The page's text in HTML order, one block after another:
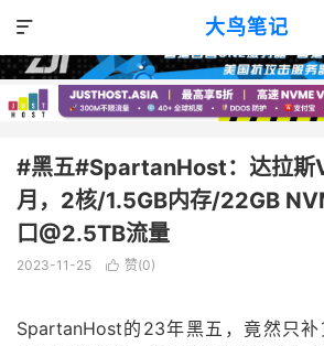
大鸟笔记

优惠消息
#黑五#SpartanHost：达拉斯
月，2核/1.5GB内存/22GB
口@2.5TB流量
2023-11-25  赞(0)
SpartanHost的23年黑五，竟然只